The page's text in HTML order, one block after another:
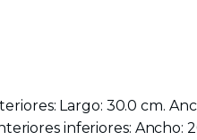
Largo: 30.0 cm.
inferiores: Ancho: